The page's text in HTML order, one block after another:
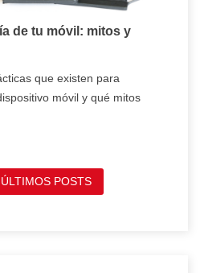
de tu móvil: mitos y
que existen para
móvil y qué mitos
POSTS